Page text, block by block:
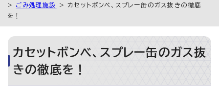
> ごみ処理施設
> カセットボンベ、スプレー缶のガス抜きの徹底
を！
カセットボンベ、スプレー缶のガス抜
きの徹底を！